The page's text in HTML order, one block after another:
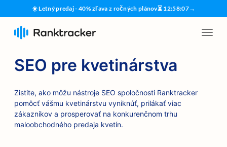
☀️ Letný predaj - 40% zľava z ročných plánov⏳ 12:58:06→
SEO pre kvetinárstva
Zistite, ako môžu nástroje SEO spoločnosti Ranktracker
pomôcť vášmu kvetinárstvu vyniknúť, prilákať viac
zákazníkov a prosperovať na konkurenčnom trhu
maloobchodného predaja kvetín.